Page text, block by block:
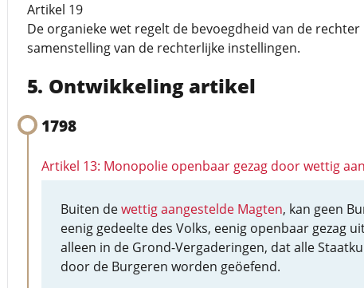
Artikel 19
De organieke wet regelt de bevoegdheid van de
samenstelling van de rechterlijke instellingen.
Ontwikkeling artikel
1798
Artikel 13: Monopolie openbaar gezag door wettig
Buiten dewettig aangestelde Magten, kan geen
eenig gedeelte des Volks, eenig openbaar gezag
alleen in de Grond-Vergaderingen, dat alle
door de Burgeren worden geöefend.